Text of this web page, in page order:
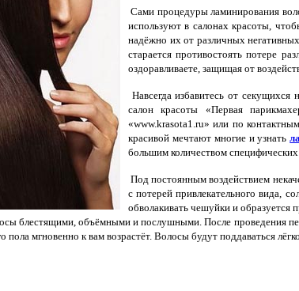
Сами процедуры ламинирования
используют в салонах красоты,
надёжно их от различных
старается противостоять потере
оздоравливаете, защищая от
Навсегда избавитесь от
салон красоты «Первая
«www.krasota1.ru» или по
красивой мечтают многие и узнать
большим количеством
Под постоянным воздействием
с потерей привлекательного вида,
обволакивать чешуйки и образуется
блестящими, объёмными и послушными. После проведения
мгновенно к вам возрастёт. Волосы будут поддаваться